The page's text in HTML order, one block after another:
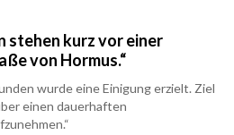
stehen kurz vor einer
von Hormus.“
wurde eine Einigung erzielt. Ziel
einen dauerhaften